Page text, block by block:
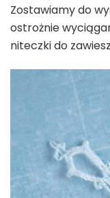
Zostawiamy do
ostrożnie
niteczki do